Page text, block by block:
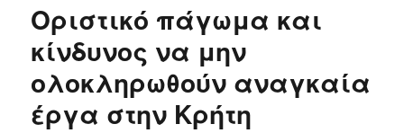
Οριστικό πάγωμα και
κίνδυνος να μην
ολοκληρωθούν αναγκαία
έργα στην Κρήτη